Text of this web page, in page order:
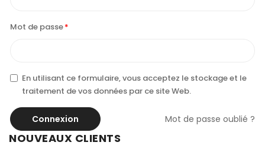
Mot de passe
En utilisant ce formulaire, vous acceptez le stockage et le
traitement de vos données par ce site Web.
Connexion Mot de passe oublié ?
NOUVEAUX CLIENTS